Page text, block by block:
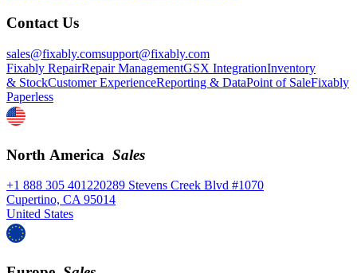
Contact Us
sales@fixably.comsupport@fixably.com
Fixably RepairRepair ManagementGSX IntegrationInventory
& StockCustomer ExperienceReporting & DataPoint of SaleFixably
Paperless
North America Sales
+1 888 305 401220289 Stevens Creek Blvd #1070
Cupertino, CA 95014
United States